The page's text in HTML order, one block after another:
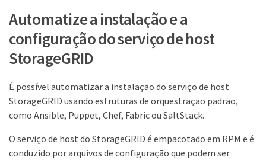
Automatize a instalação e a
configuração do serviço de host
StorageGRID
É possível automatizar a instalação do serviço de host
StorageGRID usando estruturas de orquestração padrão,
como Ansible, Puppet, Chef, Fabric ou SaltStack.
O serviço de host do StorageGRID é empacotado em RPM e é
conduzido por arquivos de configuração que podem ser